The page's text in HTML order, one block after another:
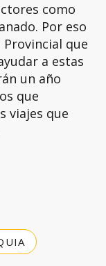
como
Por eso
que
a estas
un año
que
viajes que